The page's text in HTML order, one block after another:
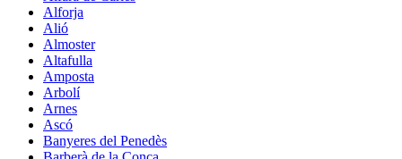
Alforja
Alió
Almoster
Altafulla
Amposta
Arbolí
Arnes
Ascó
Banyeres del Penedès